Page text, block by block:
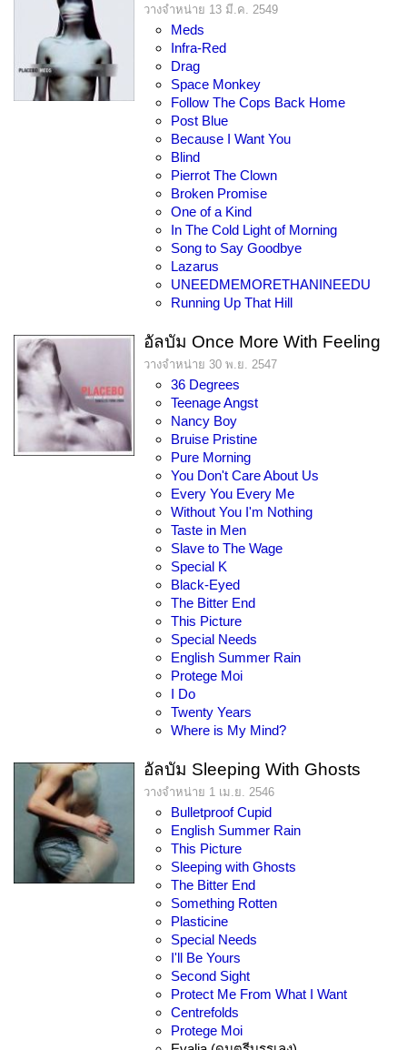
วางจำหน่าย 13 มี.ค. 2549
Meds
Infra-Red
Drag
Space Monkey
Follow The Cops Back Home
Post Blue
Because I Want You
Blind
Pierrot The Clown
Broken Promise
One of a Kind
In The Cold Light of Morning
Song to Say Goodbye
Lazarus
UNEEDMEMORETHANINEEDU
Running Up That Hill
อัลบัม Once More With Feeling
วางจำหน่าย 30 พ.ย. 2547
36 Degrees
Teenage Angst
Nancy Boy
Bruise Pristine
Pure Morning
You Don't Care About Us
Every You Every Me
Without You I'm Nothing
Taste in Men
Slave to The Wage
Special K
Black-Eyed
The Bitter End
This Picture
Special Needs
English Summer Rain
Protege Moi
I Do
Twenty Years
Where is My Mind?
อัลบัม Sleeping With Ghosts
วางจำหน่าย 1 เม.ย. 2546
Bulletproof Cupid
English Summer Rain
This Picture
Sleeping with Ghosts
The Bitter End
Something Rotten
Plasticine
Special Needs
I'll Be Yours
Second Sight
Protect Me From What I Want
Centrefolds
Protege Moi